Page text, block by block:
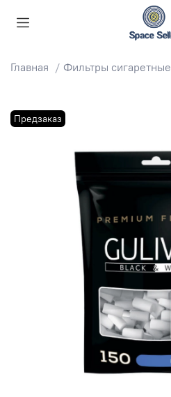
Главная Фильтры сигаретные
Предзаказ